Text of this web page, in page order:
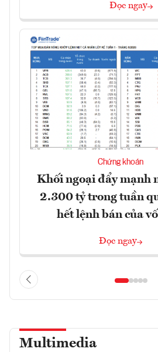
Đọc ngay
Chứng khoán
Khối ngoại đẩy mạnh
2.300 tỷ trong tuần
hết lệnh bán của
Đọc ngay
Multimedia